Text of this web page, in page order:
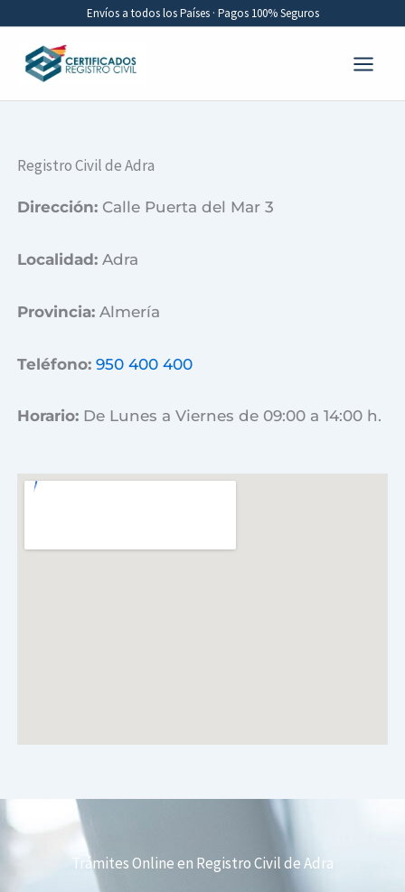
contenido
Envíos a todos los Países · Pagos 100% Seguros
Registro Civil de Adra
Dirección: Calle Puerta del Mar 3
Localidad:Adra
Provincia:Almería
Teléfono: 950 400 400
Horario: De Lunes a Viernes de 09:00 a 14:00 h.
Trámites Online en Registro Civil de Adra